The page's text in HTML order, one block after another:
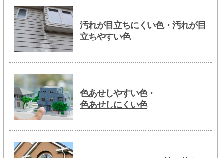
汚れが目立ちにくい色・汚れが目
立ちやすい色
色あせしやすい色・
色あせしにくい色